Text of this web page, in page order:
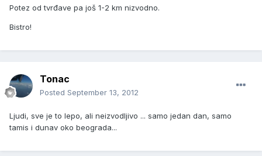
Potez od tvrđave pa još 1-2 km nizvodno.
Bistro!
Tonac
Posted September 13, 2012
Ljudi, sve je to lepo, ali neizvodljivo ... samo jedan dan, samo
tamis i dunav oko beograda...